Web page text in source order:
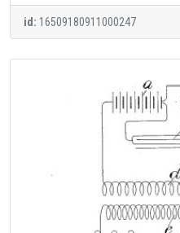
id: 16509180911000247